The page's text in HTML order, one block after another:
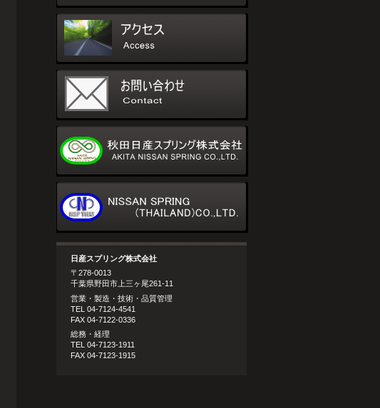
日産スプリング株式会社
〒278-0013
千葉県野田市上三ヶ尾261-11
営業・製造・技術・品質管理
TEL 04-7124-4541
FAX 04-7122-0336
総務・経理
TEL 04-7123-1911
FAX 04-7123-1915